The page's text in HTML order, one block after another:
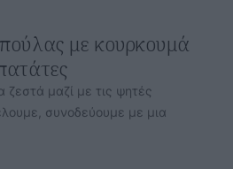
με κουρκουμά
ζεστά μαζί με τις ψητές
συνοδεύουμε με μια